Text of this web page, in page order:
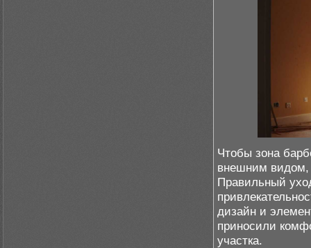
Чтобы зона
внешним видом,
Правильный
дизайн и
приносили
участка.